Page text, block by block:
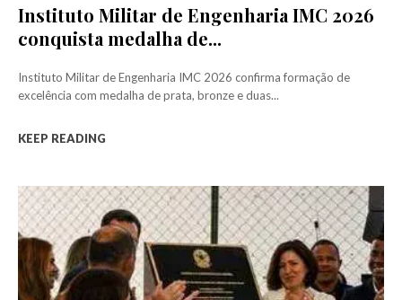
Instituto Militar de Engenharia IMC 2026
conquista medalha de...
Instituto Militar de Engenharia IMC 2026 confirma formação de
excelência com medalha de prata, bronze e duas...
KEEP READING